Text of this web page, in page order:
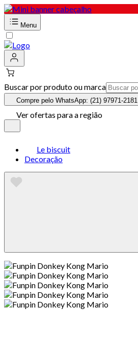
Menu
Buscar por produto ou marca
Compre pelo WhatsApp: (21) 97971-2181
Ver ofertas para a região
Le biscuit
Decoração